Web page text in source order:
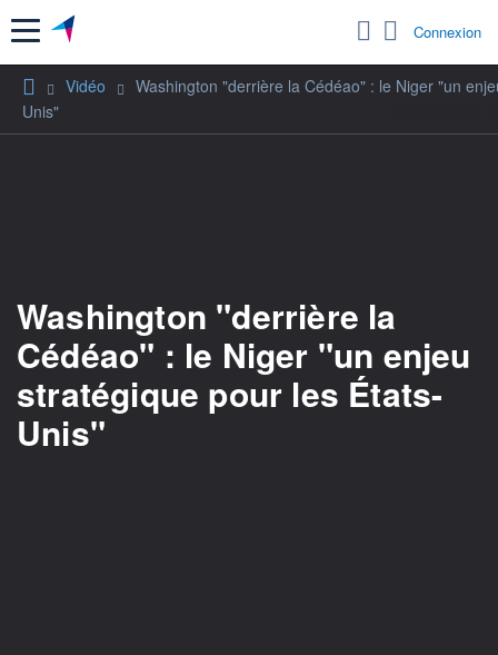
Menu Connexion
Vidéo
Washington "derrière la Cédéao" : le Niger "un
Unis"
Washington "derrière la
Cédéao" : le Niger "un enjeu
stratégique pour les États-
Unis"